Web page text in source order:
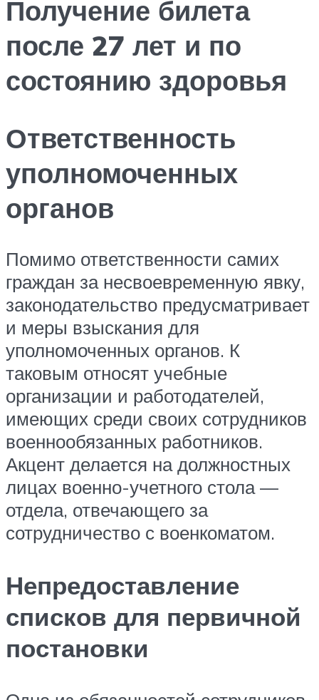
Получение билета
после 27 лет и по
состоянию здоровья
Ответственность
уполномоченных
органов
Помимо ответственности самих
граждан за несвоевременную явку,
законодательство предусматривает
и меры взыскания для
уполномоченных органов. К
таковым относят учебные
организации и работодателей,
имеющих среди своих сотрудников
военнообязанных работников.
Акцент делается на должностных
лицах военно-учетного стола —
отдела, отвечающего за
сотрудничество с военкоматом.
Непредоставление
списков для первичной
постановки